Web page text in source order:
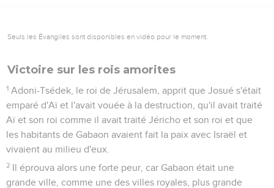
Seuls les Évangiles sont disponibles en vidéo pour le moment.
Victoire sur les rois amorites
1 Adoni-Tsédek, le roi de Jérusalem, apprit que Josué s'était
emparé d'Aï et l'avait vouée à la destruction, qu'il avait traité
Aï et son roi comme il avait traité Jéricho et son roi et que
les habitants de Gabaon avaient fait la paix avec Israël et
vivaient au milieu d'eux.
2 Il éprouva alors une forte peur, car Gabaon était une
grande ville, comme une des villes royales, plus grande